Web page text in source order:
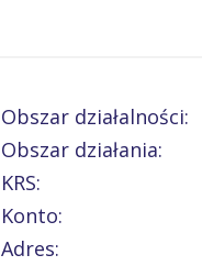
Obszar działalności:
Obszar działania:
KRS:
Konto:
Adres: